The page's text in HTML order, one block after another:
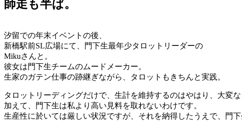
師走も半ば。
汐留での年末イベントの後、
新橋駅前SL広場にて、門下生最年少タロットリーダーの
Mikuさんと。
彼女は門下生チームのムードメーカー。
生家のガテン仕事の跡継ぎながら、タロットもきちんと実践。
タロットリーディングだけで、生計を維持するのはやはり、大変な
加えて、門下生は私より高い見料を取れないわけです。
生産性に於いては厳しい状況ですが、それを納得したうえで、門